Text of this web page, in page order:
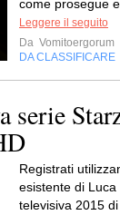
come prosegue
Leggere il seguito
Da Vomitoergorum
DA CLASSIFICARE
serie
Registrati
esistente di
televisiva 2015